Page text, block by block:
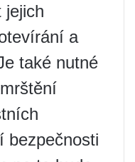
jejich
a
také nutné
bezpečnosti